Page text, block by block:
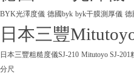
BYK光澤度儀 德國byk byk干膜測厚儀 德
日本三豐
日本三豐粗糙度儀SJ-210 Mitutoyo SJ-201
分尺